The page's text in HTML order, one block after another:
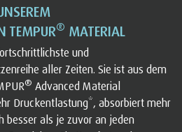
TEMPUR® MATERIAL
und
aller Zeiten. Sie ist aus dem
® Advanced Material
Druckentlastung*, absorbiert mehr
besser als je zuvor an jeden